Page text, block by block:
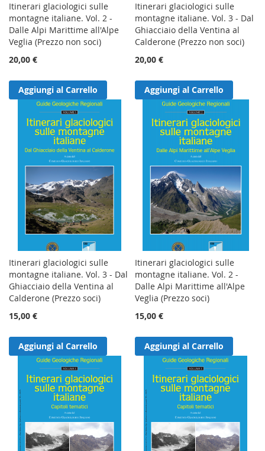
Itinerari glaciologici sulle
montagne italiane. Vol. 2 -
Dalle Alpi Marittime all'Alpe
Veglia (Prezzo non soci)
20,00 €
Aggiungi al Carrello
Itinerari glaciologici sulle
montagne italiane. Vol. 3 - Dal
Ghiacciaio della Ventina al
Calderone (Prezzo non soci)
20,00 €
Aggiungi al Carrello
Itinerari glaciologici sulle
montagne italiane. Vol. 3 - Dal
Ghiacciaio della Ventina al
Calderone (Prezzo soci)
15,00 €
Aggiungi al Carrello
Itinerari glaciologici sulle
montagne italiane. Vol. 2 -
Dalle Alpi Marittime all'Alpe
Veglia (Prezzo soci)
15,00 €
Aggiungi al Carrello